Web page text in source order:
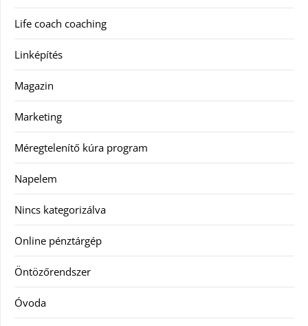
Life coach coaching
Linképítés
Magazin
Marketing
Méregtelenítő kúra program
Napelem
Nincs kategorizálva
Online pénztárgép
Öntözőrendszer
Óvoda